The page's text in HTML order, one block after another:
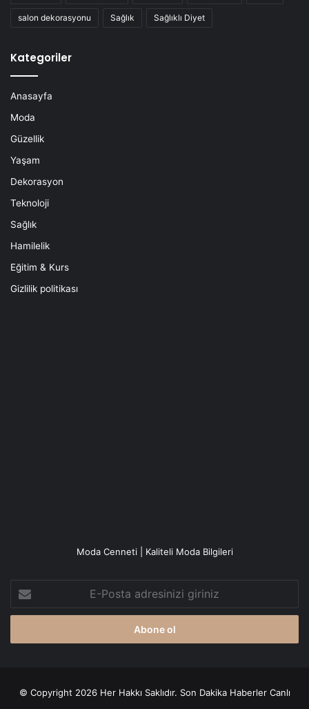
salon dekorasyonu Sağlık Sağlıklı Diyet
Kategoriler
Anasayfa
Moda
Güzellik
Yaşam
Dekorasyon
Teknoloji
Sağlık
Hamilelik
Eğitim & Kurs
Gizlilik politikası
Moda Cenneti | Kaliteli Moda Bilgileri
Posta
adresinizi
© Copyright 2026 Her Hakkı Saklıdır. Son Dakika Haberler Canlı